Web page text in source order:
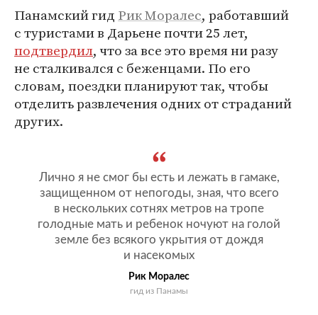
Панамский гид Рик Моралес, работавший
с туристами в Дарьене почти 25 лет,
подтвердил, что за все это время ни разу
не сталкивался с беженцами. По его
словам, поездки планируют так, чтобы
отделить развлечения одних от страданий
других.
Лично я не смог бы есть и лежать в гамаке,
защищенном от непогоды, зная, что всего
в нескольких сотнях метров на тропе
голодные мать и ребенок ночуют на голой
земле без всякого укрытия от дождя
и насекомых
Рик Моралес
гид из Панамы